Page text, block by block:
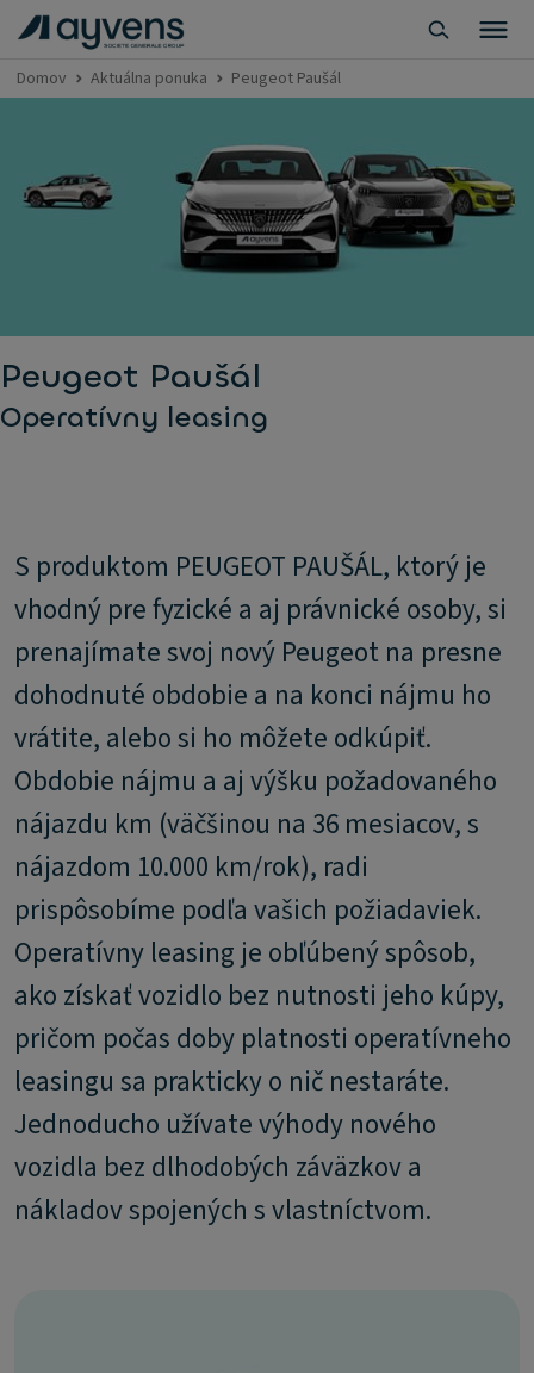
Domov Aktuálna ponuka Peugeot Paušál
Peugeot Paušál
Operatívny leasing
S produktom PEUGEOT PAUŠÁL, ktorý je
vhodný pre fyzické a aj právnické osoby, si
prenajímate svoj nový Peugeot na presne
dohodnuté obdobie a na konci nájmu ho
vrátite, alebo si ho môžete odkúpiť.
Obdobie nájmu a aj výšku požadovaného
nájazdu km (väčšinou na 36 mesiacov, s
nájazdom 10.000 km/rok), radi
prispôsobíme podľa vašich požiadaviek.
Operatívny leasing je obľúbený spôsob,
ako získať vozidlo bez nutnosti jeho kúpy,
pričom počas doby platnosti operatívneho
leasingu sa prakticky o nič nestaráte.
Jednoducho užívate výhody nového
vozidla bez dlhodobých záväzkov a
nákladov spojených s vlastníctvom.